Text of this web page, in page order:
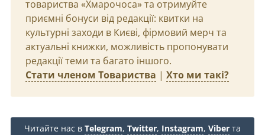
товариства «Хмарочоса» та отримуйте
приємні бонуси від редакції: квитки на
культурні заходи в Києві, фірмовий мерч та
актуальні книжки, можливість пропонувати
редакції теми та багато іншого.
Стати членом Товариства | Хто ми такі?
Читайте нас в Telegram, Twitter, Instagram, Viber та